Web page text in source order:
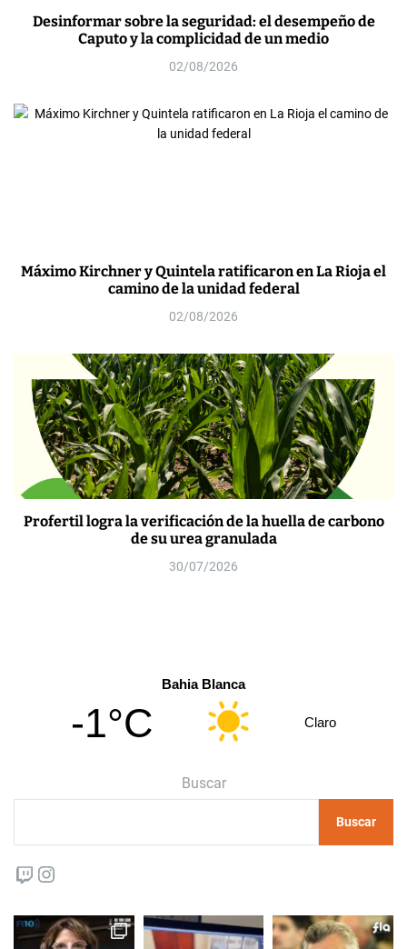
Desinformar sobre la seguridad: el desempeño de
Caputo y la complicidad de un medio
02/08/2026
Máximo Kirchner y Quintela ratificaron en La Rioja el
camino de la unidad federal
02/08/2026
Profertil logra la verificación de la huella de carbono
de su urea granulada
30/07/2026
Bahia Blanca
-1°C Claro
Buscar
Buscar
Twitch